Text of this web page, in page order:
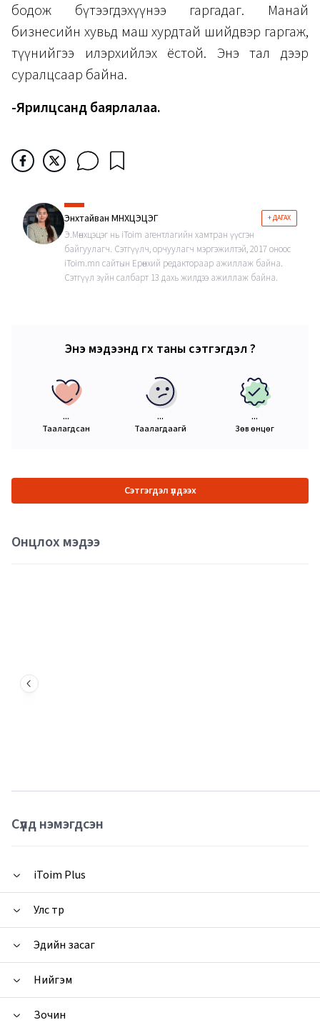
бодож бүтээгдэхүүнээ гаргадаг. Манай
бизнесийн хувьд маш хурдтай шийдвэр гаргаж,
түүнийгээ илэрхийлэх ёстой. Энэ тал дээр
суралцсаар байна.
-Ярилцсанд баярлалаа.
Энхтайван МӨНХЦЭЦЭГ + ДАГАХ
Э.Мөнхцэцэг нь iToim агентлагийн хамтран үүсгэн
байгуулагч. Сэтгүүлч, орчуулагч мэргэжилтэй, 2017 оноос
iToim.mn сайтын Ерөнхий редактораар ажиллаж байна.
Сэтгүүл зүйн салбарт 13 дахь жилдээ ажиллаж байна.
Энэ мэдээнд өгөх таны сэтгэгдэл ?
...
Таалагдсан
...
Таалагдаагүй
...
Зөв өнцөг
Сэтгэгдэл үлдээх
Онцлох мэдээ
Сүүлд нэмэгдсэн
iToim Plus
Улс төр
Эдийн засаг
Нийгэм
Зочин